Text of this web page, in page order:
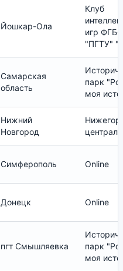
Йошкар-Ола
Клуб
игр
"ПГТУ"
Самарская
область
парк
моя
Нижний
Новгород
Симферополь Online
Донецк Online
пгт Смышляевка
парк
моя